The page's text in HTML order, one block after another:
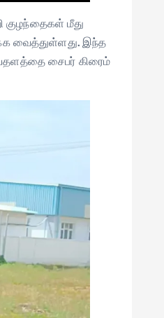
குழந்தைகள் மீது
வைத்துள்ளது. இந்த
சைபர் கிரைம்